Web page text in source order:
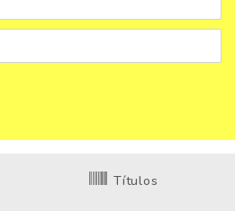
Títulos